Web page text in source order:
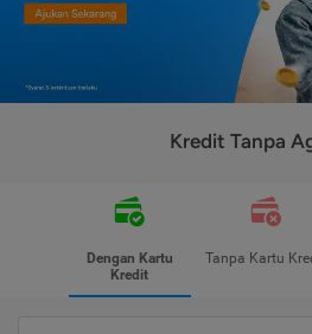
Kredit Tanpa
Dengan Kartu
Kredit
Tanpa Kartu